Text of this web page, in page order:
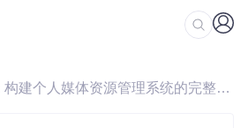
/ 开源视频工具：构建个人媒体资源管理系统的完整方案